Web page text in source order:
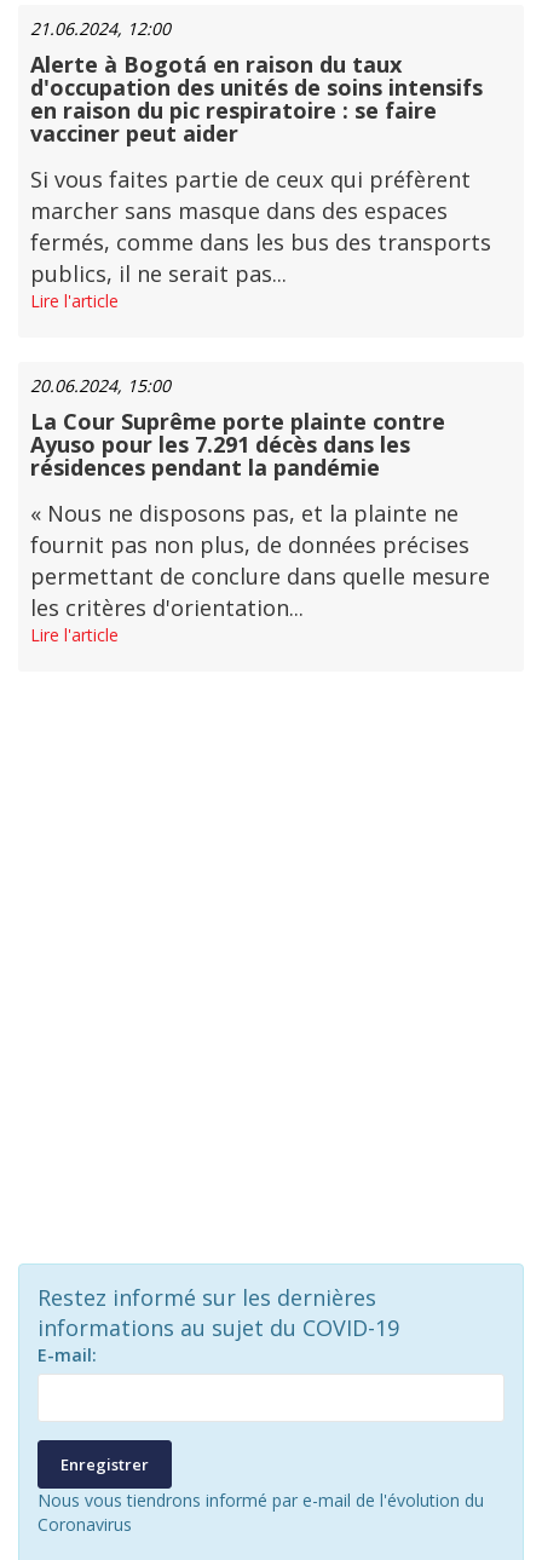
21.06.2024, 12:00
Alerte à Bogotá en raison du taux
d'occupation des unités de soins intensifs
en raison du pic respiratoire : se faire
vacciner peut aider
Si vous faites partie de ceux qui préfèrent
marcher sans masque dans des espaces
fermés, comme dans les bus des transports
publics, il ne serait pas...
Lire l'article
20.06.2024, 15:00
La Cour Suprême porte plainte contre
Ayuso pour les 7.291 décès dans les
résidences pendant la pandémie
« Nous ne disposons pas, et la plainte ne
fournit pas non plus, de données précises
permettant de conclure dans quelle mesure
les critères d'orientation...
Lire l'article
Restez informé sur les dernières
informations au sujet du COVID-19
E-mail:
Enregistrer
Nous vous tiendrons informé par e-mail de l'évolution du
Coronavirus